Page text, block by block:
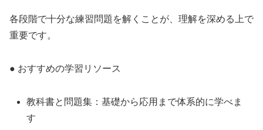
各段階で十分な練習問題を解くことが、理解を深める上で
重要です。
● おすすめの学習リソース
教科書と問題集：基礎から応用まで体系的に学べま
す